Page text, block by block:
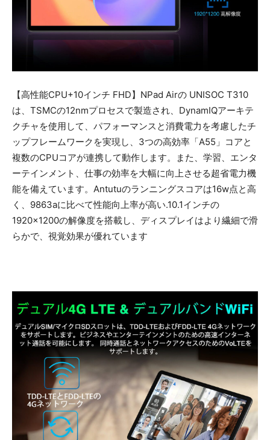
【高性能CPU+10インチ FHD】NPad Airの UNISOC T310
は、TSMCの12nmプロセスで製造され、DynamIQアーキテ
クチャを使用して、パフォーマンスと消費電力を考慮したチ
ップフレームワークを実現し、3つの高効率「A55」コアと
複数のCPUコアが連携して動作します。また、学習、エンタ
ーテインメント、仕事の効率を大幅に向上させる超省電力機
能を備えています。Antutuのランニングスコアは16w点と高
く、9863aに比べて性能向上率が高い.10.1インチの
1920×1200の解像度を搭載し、ディスプレイはより繊細で滑
らかで、視覚効果が優れています